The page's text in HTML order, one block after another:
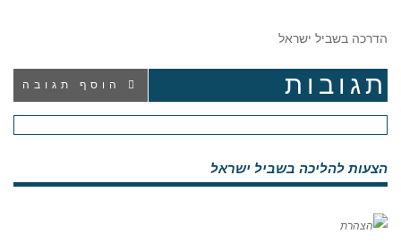
הדרכה בשביל ישראל
תגובות הוסף תגובה
הצעות להליכה בשביל ישראל